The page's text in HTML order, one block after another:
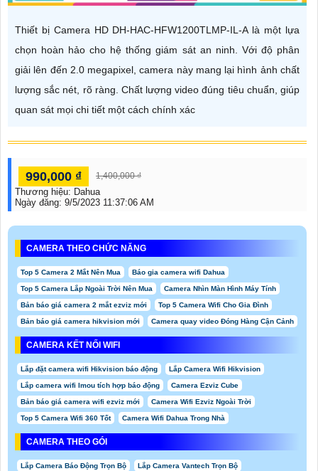
Thiết bị Camera HD DH-HAC-HFW1200TLMP-IL-A là một lựa
chọn hoàn hảo cho hệ thống giám sát an ninh. Với độ phân
giải lên đến 2.0 megapixel, camera này mang lại hình ảnh chất
lượng sắc nét, rõ ràng. Chất lượng video đúng tiêu chuẩn, giúp
quan sát mọi chi tiết một cách chính xác
990,000 ₫ 1,400,000 ₫
Thương hiệu: Dahua
Ngày đăng: 9/5/2023 11:37:06 AM
CAMERA THEO CHỨC NĂNG
Top 5 Camera 2 Mắt Nên Mua Báo gia camera wifi Dahua
Top 5 Camera Lắp Ngoài Trời Nên Mua Camera Nhìn Màn Hình Máy Tính
Bản báo giá camera 2 mắt ezviz mới Top 5 Camera Wifi Cho Gia Đình
Bản báo giá camera hikvision mới Camera quay video Đóng Hàng Cận Cảnh
CAMERA KẾT NỐI WIFI
Lắp đặt camera wifi Hikvision báo động Lắp Camera Wifi Hikvision
Lắp camera wifi Imou tích hợp báo động Camera Ezviz Cube
Bản báo giá camera wifi ezviz mới Camera Wifi Ezviz Ngoài Trời
Top 5 Camera Wifi 360 Tốt Camera Wifi Dahua Trong Nhà
CAMERA THEO GÓI
Lắp Camera Báo Động Trọn Bộ Lắp Camera Vantech Trọn Bộ